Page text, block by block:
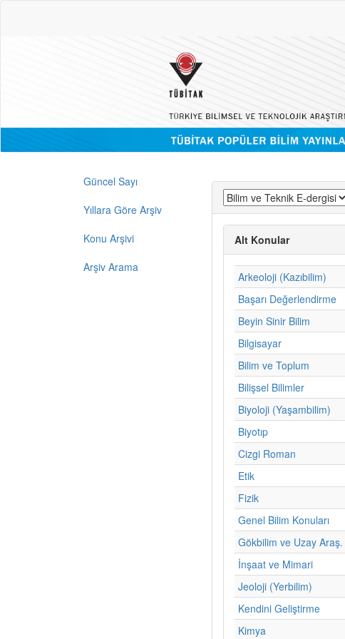
Güncel Sayı
Yıllara Göre Arşiv
Konu Arşivi
Arşiv Arama
Alt Konular
Arkeoloji (Kazıbilim)
Başarı Değerlendirme
Beyin Sinir Bilim
Bilgisayar
Bilim ve Toplum
Bilişsel Bilimler
Biyoloji (Yaşambilim)
Biyotıp
Cizgi Roman
Etik
Fizik
Genel Bilim Konuları
Gökbilim ve Uzay Araş.
İnşaat ve Mimari
Jeoloji (Yerbilim)
Kendini Geliştirme
Kimya